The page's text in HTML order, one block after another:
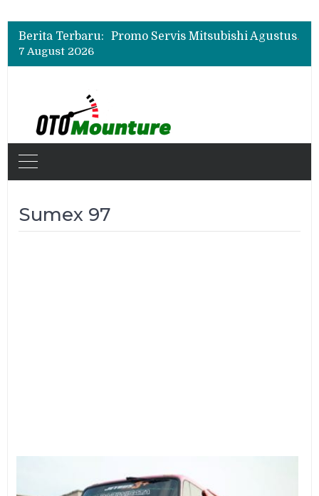
Berita Terbaru:
Bukan Cuma Layar 14,6 Inci, Ini Fitur Pintar Changan Nevo Q05 yang Dibanderol Rp309 Juta
Promo Servis Mitsubishi Agustus 2026, Ada Diskon ESP dan Bodi & Cat Kilau Merdeka
Bukan Cuma Layar 14,6 Inci, Ini Fitur Pintar Changan Nevo Q05 yang Dibanderol Rp309 Juta
7 August 2026
Sumex 97